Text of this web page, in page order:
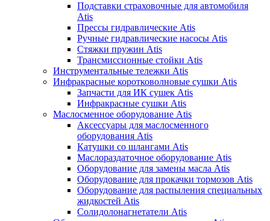
Подставки страховочные для автомобиля
Atis
Прессы гидравлические Atis
Ручные гидравлические насосы Atis
Стяжки пружин Atis
Трансмиссионные стойки Atis
Инструментальные тележки Atis
Инфракрасные коротковолновые сушки Atis
Запчасти для ИК сушек Atis
Инфракрасные сушки Atis
Маслосменное оборудование Atis
Аксессуары для маслосменного
оборудования Atis
Катушки со шлангами Atis
Маслораздаточное оборудование Atis
Оборудование для замены масла Atis
Оборудование для прокачки тормозов Atis
Оборудование для распыления специальных
жидкостей Atis
Солидолонагнетатели Atis